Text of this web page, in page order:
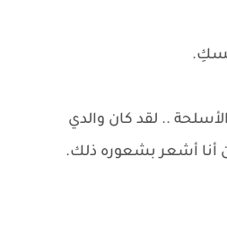
.. لقد كان والدي
أنا أشعر بشعوره ذلك.